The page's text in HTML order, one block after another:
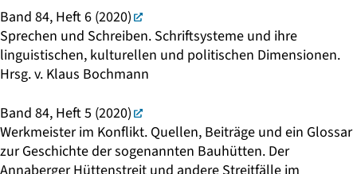
Band 84, Heft 6 (2020)
Sprechen und Schreiben. Schriftsysteme und ihre
linguistischen, kulturellen und politischen Dimensionen.
Hrsg. v. Klaus Bochmann
Band 84, Heft 5 (2020)
Werkmeister im Konflikt. Quellen, Beiträge und ein Glossar
zur Geschichte der sogenannten Bauhütten. Der